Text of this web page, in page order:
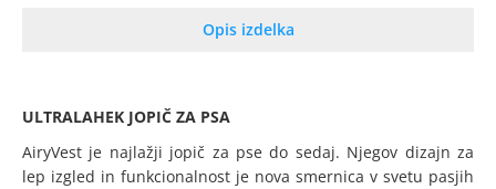
Opis izdelka
ULTRALAHEK JOPIČ ZA PSA
AiryVest je najlažji jopič za pse do sedaj. Njegov dizajn za
lep izgled in funkcionalnost je nova smernica v svetu pasjih